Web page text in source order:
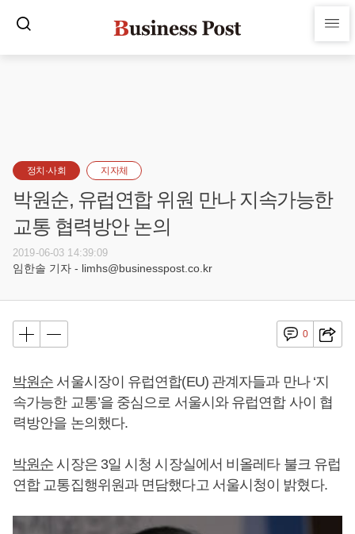
정치·사회 지자체
박원순, 유럽연합 위원 만나 지속가능한
교통 협력방안 논의
2019-06-03 14:39:09
임한솔 기자 - limhs@businesspost.co.kr
0
박원순 서울시장이 유럽연합(EU) 관계자들과 만나 ‘지
속가능한 교통’을 중심으로 서울시와 유럽연합 사이 협
력방안을 논의했다.
박원순 시장은 3일 시청 시장실에서 비올레타 불크 유럽
연합 교통집행위원과 면담했다고 서울시청이 밝혔다.